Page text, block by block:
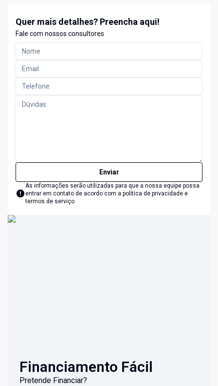
Quer mais detalhes? Preencha aqui!
Fale com nossos consultores
Enviar
As informações serão utilizadas para que a nossa equipe possa
entrar em contato de acordo com a política de privacidade e
termos de serviço
Financiamento Fácil
Pretende Financiar?